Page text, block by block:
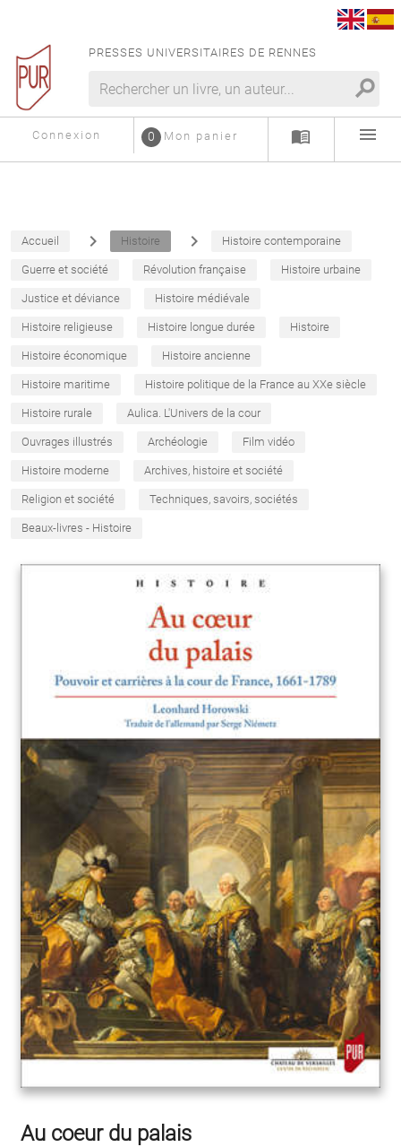
PRESSES UNIVERSITAIRES DE RENNES
search
Connexion Mon panier
0 menu_book menu
Accueil navigate_next Histoire navigate_next Histoire contemporaine
Guerre et société Révolution française Histoire urbaine
Justice et déviance Histoire médiévale
Histoire religieuse Histoire longue durée Histoire
Histoire économique Histoire ancienne
Histoire maritime Histoire politique de la France au XXe siècle
Histoire rurale Aulica. L'Univers de la cour
Ouvrages illustrés Archéologie Film vidéo
Histoire moderne Archives, histoire et société
Religion et société Techniques, savoirs, sociétés
Beaux-livres - Histoire
Au coeur du palais